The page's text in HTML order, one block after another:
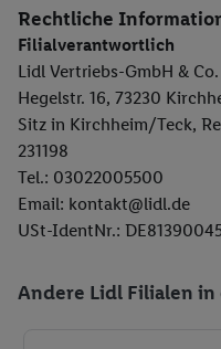
Rechtliche
Filialverantwortlich
Lidl Vertriebs-GmbH &
Hegelstr. 16, 73230
Sitz in Kirchheim/Teck,
231198
Tel.: 03022005500
Email: kontakt@lidl.de
USt-IdentNr.:
Andere Lidl Filialen in